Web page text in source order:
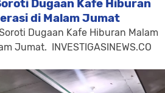
Dugaan Kafe Hiburan
di Malam Jumat
Dugaan Kafe Hiburan Malam
Jumat. INVESTIGASINEWS.CO